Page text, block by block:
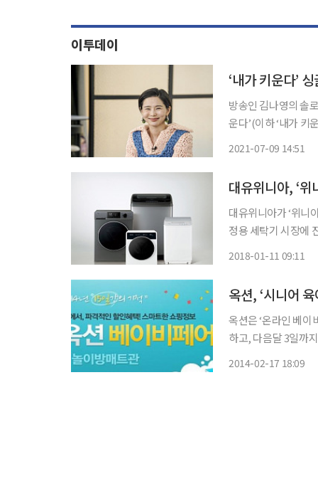
이투데이
‘내가 키운다’
방송인 김나영의 솔로 육아기가 공개된다. 9
운다’(이하 ‘내가 키
2021-07-09 14:51
대유위니아, ‘위
대유위니아가 ‘위니
정용 세탁기 시장에 진출한다고 11일 밝
2018-01-11 09:11
옥션, ‘시니어
옥션은 ‘온라인 베이
하고, 다음달 3일까
2014-02-17 18:09